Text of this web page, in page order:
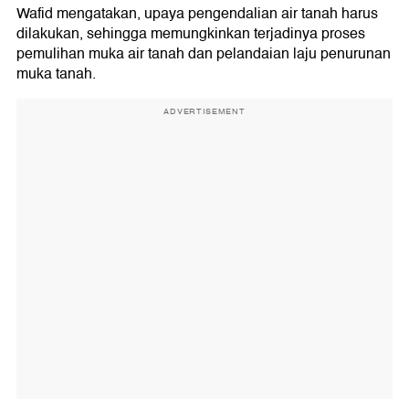
Wafid mengatakan, upaya pengendalian air tanah harus
dilakukan, sehingga memungkinkan terjadinya proses
pemulihan muka air tanah dan pelandaian laju penurunan
muka tanah.
ADVERTISEMENT